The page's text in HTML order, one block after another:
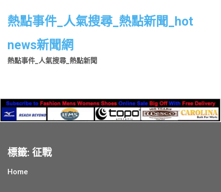
熱點事件_人氣搜尋_熱點新聞_hot
news新聞網
熱點事件_人氣搜尋_熱點新聞
標籤: 征戰
Home